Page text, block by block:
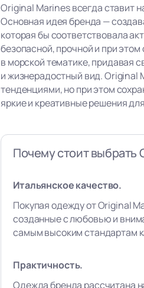
Original Marines всегда ставит
Основная идея бренда —
которая бы соответствовала
безопасной, прочной и при
в морской тематике, придавая
и жизнерадостный вид.
тенденциями, но при этом
яркие и креативные решения
Почему стоит выбрать
Итальянское качество.
Покупая одежду от Original
созданные с любовью и
самым высоким стандартам
Практичность.
Одежда бренда рассчитана